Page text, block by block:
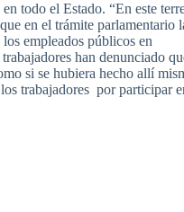
en todo el Estado. “En este
que en el trámite parlamentario
los empleados públicos en
trabajadores han denunciado
si se hubiera hecho allí
trabajadores por participar